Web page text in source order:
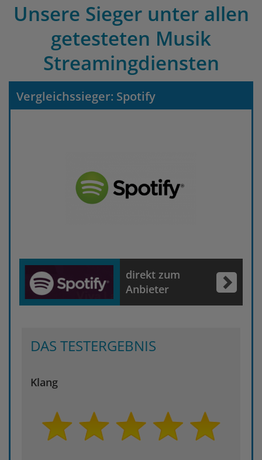
Unsere Sieger unter allen
getesteten Musik
Streamingdiensten
Vergleichssieger: Spotify
direkt zum
Anbieter
DAS TESTERGEBNIS
Klang